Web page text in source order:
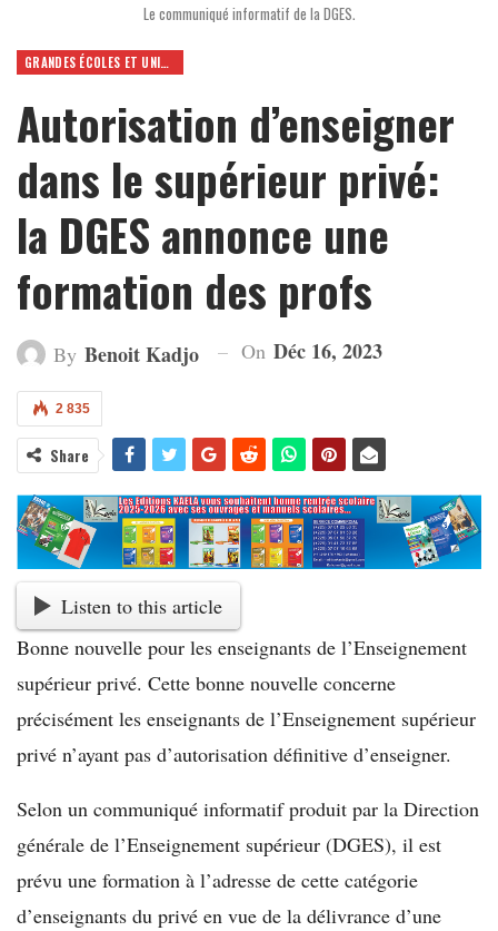
Le communiqué informatif de la DGES.
GRANDES ÉCOLES ET UNIVERSITÉS
Autorisation d’enseigner
dans le supérieur privé:
la DGES annonce une
formation des profs
By Benoit Kadjo On Déc 16, 2023
2 835
Share
Listen to this article
Bonne nouvelle pour les enseignants de l’Enseignement
supérieur privé. Cette bonne nouvelle concerne
précisément les enseignants de l’Enseignement supérieur
privé n’ayant pas d’autorisation définitive d’enseigner.
Selon un communiqué informatif produit par la Direction
générale de l’Enseignement supérieur (DGES), il est
prévu une formation à l’adresse de cette catégorie
d’enseignants du privé en vue de la délivrance d’une